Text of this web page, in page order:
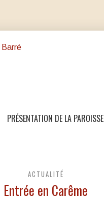
PRÉSENTATION DE LA PAROISSE
ACTUALITÉ
Entrée en Carême